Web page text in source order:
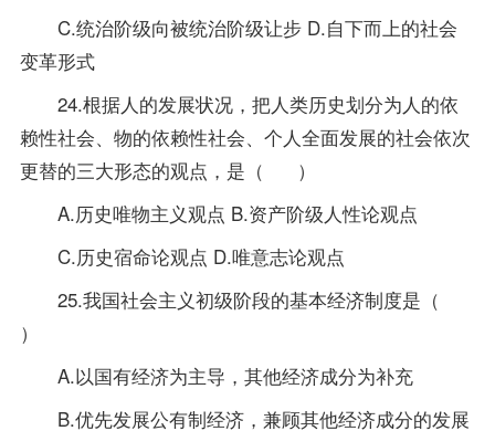
C.统治阶级向被统治阶级让步 D.自下而上的社会
变革形式
24.根据人的发展状况，把人类历史划分为人的依
赖性社会、物的依赖性社会、个人全面发展的社会依次
更替的三大形态的观点，是（ ）
A.历史唯物主义观点 B.资产阶级人性论观点
C.历史宿命论观点 D.唯意志论观点
25.我国社会主义初级阶段的基本经济制度是（
）
A.以国有经济为主导，其他经济成分为补充
B.优先发展公有制经济，兼顾其他经济成分的发展